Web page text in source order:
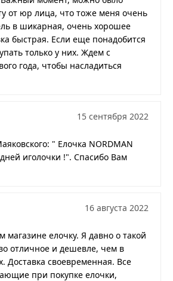
от юр лица, что тоже меня очень
в шикарная, очень хорошее
быстрая. Если еще понадобится
только у них. Ждем с
года, чтобы насладиться
15 сентября 2022
" Елочка NORDMAN
иголочки !". Спасибо Вам
16 августа 2022
магазине елочку. Я давно о такой
отличное и дешевле, чем в
Доставка своевременная. Все
при покупке елочки,